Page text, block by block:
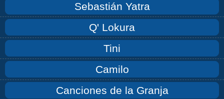
Sebastián Yatra
Q' Lokura
Tini
Camilo
Canciones de la Granja